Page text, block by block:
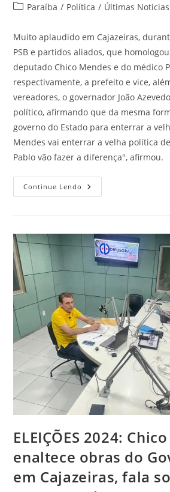
Paraíba / Política / Últimas Noticias
Muito aplaudido em Cajazeiras,
PSB e partidos aliados, que
deputado Chico Mendes e do médico
respectivamente, a prefeito e vice,
vereadores, o governador João
político, afirmando que da mesma
governo do Estado para enterrar a
Mendes vai enterrar a velha política
Pablo vão fazer a diferença", afirmou.
Continue Lendo
ELEIÇÕES 2024:
enaltece obras do
em Cajazeiras, fala